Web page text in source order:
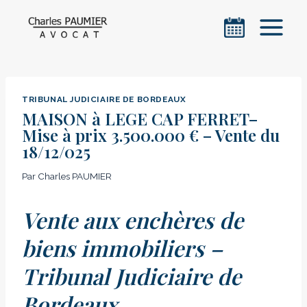
TRIBUNAL JUDICIAIRE DE BORDEAUX
MAISON à LEGE CAP FERRET–
Mise à prix 3.500.000 € – Vente du
18/12/025
Par Charles PAUMIER
Vente aux enchères de
biens immobiliers –
Tribunal Judiciaire de